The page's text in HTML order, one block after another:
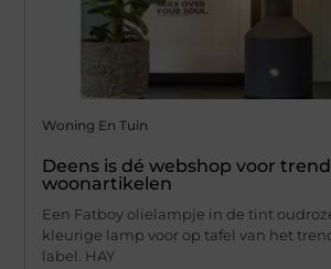
Woning En Tuin
Deens is dé webshop voor
woonartikelen
Een Fatboy olielampje in de tint
kleurige lamp voor op tafel van het
label. HAY